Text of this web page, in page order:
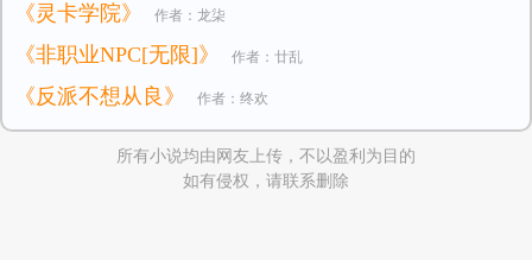
《灵卡学院》 作者：龙柒
《非职业NPC[无限]》 作者：廿乱
《反派不想从良》 作者：终欢
所有小说均由网友上传，不以盈利为目的
如有侵权，请联系删除